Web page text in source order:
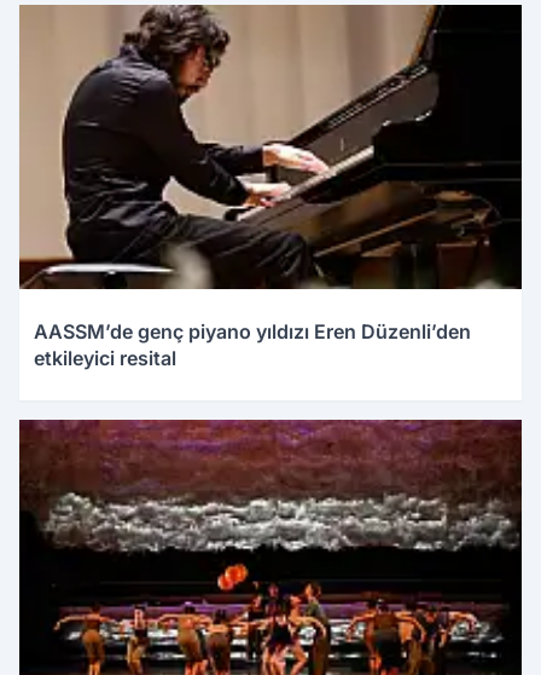
AASSM’de genç piyano yıldızı Eren Düzenli’den
etkileyici resital